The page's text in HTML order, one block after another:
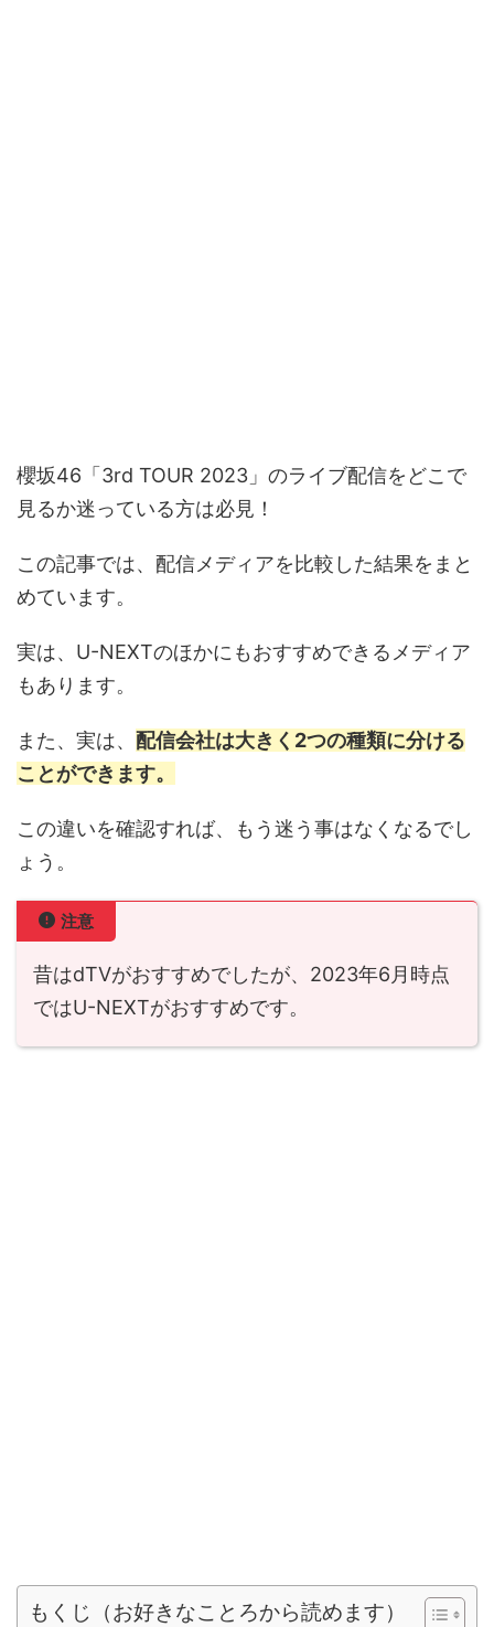
櫻坂46「3rd TOUR 2023」のライブ配信をどこで
見るか迷っている方は必見！
この記事では、配信メディアを比較した結果をまと
めています。
実は、U-NEXTのほかにもおすすめできるメディア
もあります。
また、実は、 配信会社は大きく2つの種類に分ける
ことができます。
この違いを確認すれば、もう迷う事はなくなるでし
ょう。
注意
昔はdTVがおすすめでしたが、2023年6月時点
ではU-NEXTがおすすめです。
もくじ（お好きなことろから読めます）